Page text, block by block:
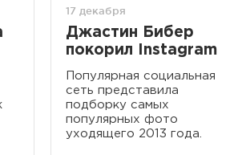
17 декабря
Джастин Бибер
покорил Instagram
Популярная социальная
сеть представила
подборку самых
популярных фото
уходящего 2013 года.